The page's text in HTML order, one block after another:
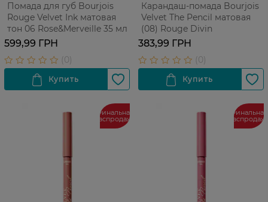
Помада для губ Bourjois
Rouge Velvet Ink матовая
тон 06 Rose&Merveille 35 мл
599,99 ГРН
Карандаш-помада Bourjois
Velvet The Pencil матовая
(08) Rouge Divin
383,99 ГРН
Финальная
распродажа
Финальная